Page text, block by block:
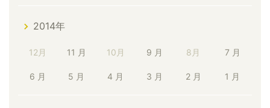
2014年
12月 11 月 10月 9 月 8月 7 月
6 月 5 月 4 月 3 月 2 月 1 月